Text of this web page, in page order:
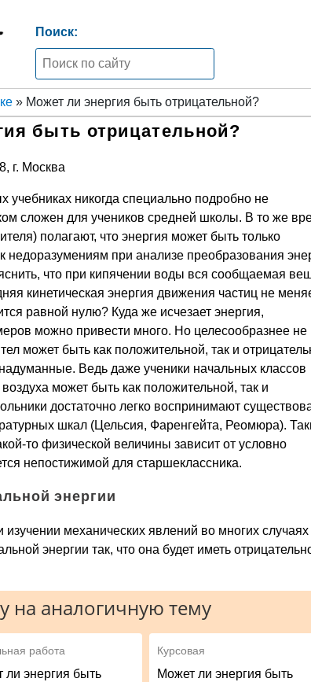
Поиск:
» Может ли энергия быть отрицательной?
быть отрицательной?
г. Москва
учебниках никогда специально подробно не
сложен для учеников средней школы. В то же
полагают, что энергия может быть только
недоразумениям при анализе преобразования
что при кипячении воды вся сообщаемая
кинетическая энергия движения частиц не
равной нулю? Куда же исчезает энергия,
можно привести много. Но целесообразнее не
может быть как положительной, так и
Ведь даже ученики начальных классов
может быть как положительной, так и
достаточно легко воспринимают
шкал (Цельсия, Фаренгейта, Реомюра).
то физической величины зависит от условно
непостижимой для старшеклассника.
энергии
механических явлений во многих случаях
энергии так, что она будет иметь
на аналогичную тему
работа
ли энергия быть
Курсовая
Может ли энергия быть